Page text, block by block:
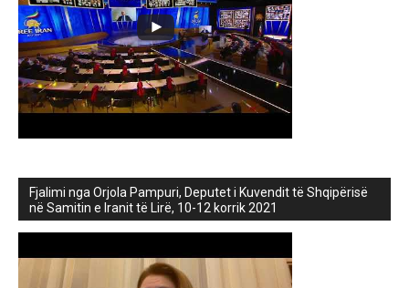
Fjalimi nga Orjola Pampuri, Deputet i Kuvendit të Shqipërisë
në Samitin e Iranit të Lirë, 10-12 korrik 2021